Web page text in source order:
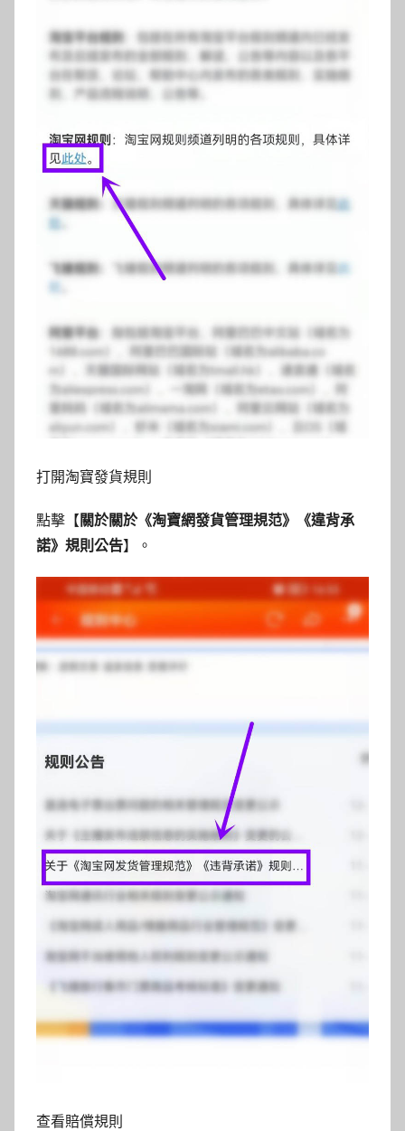
打開淘寶發貨規則
點擊【關於關於《淘寶網發貨管理規范》《違背承
諾》規則公告】。
查看賠償規則